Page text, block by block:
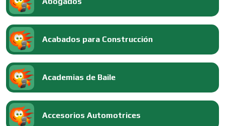
Acabados para Construcción
Academias de Baile
Accesorios Automotrices